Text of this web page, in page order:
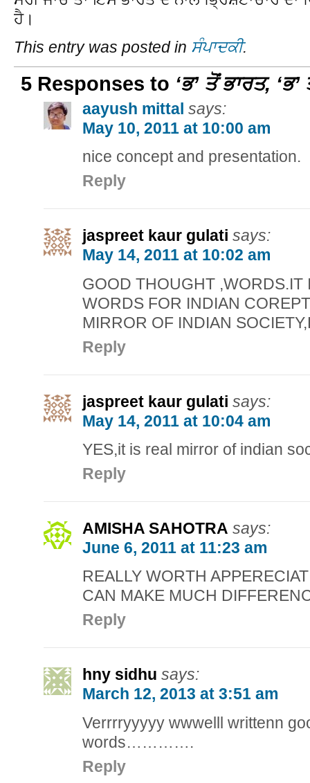
ਹੈ।
This entry was posted in ਸੰਪਾਦਕੀ.
5 Responses to ‘ਭ’ ਤੋਂ ਭਾਰਤ,
aayush mittal says:
May 10, 2011 at 10:00 am
nice concept and presentation.
Reply
jaspreet kaur gulati says:
May 14, 2011 at 10:02 am
GOOD THOUGHT ,WORDS.IT
WORDS FOR INDIAN
MIRROR OF INDIAN
Reply
jaspreet kaur gulati says:
May 14, 2011 at 10:04 am
YES,it is real mirror of indian
Reply
AMISHA SAHOTRA says:
June 6, 2011 at 11:23 am
REALLY WORTH
CAN MAKE MUCH
Reply
hny sidhu says:
March 12, 2013 at 3:51 am
Verrrryyyyy wwwelll writtenn
words………….
Reply